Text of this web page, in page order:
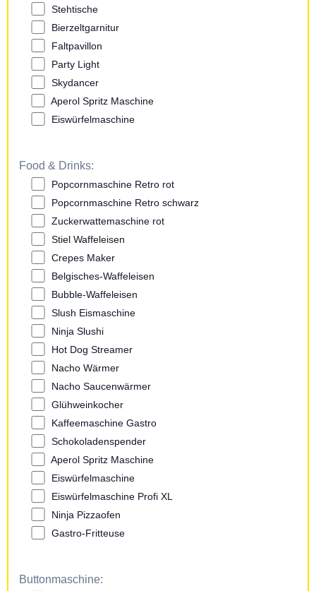
Stehtische
Bierzeltgarnitur
Faltpavillon
Party Light
Skydancer
Aperol Spritz Maschine
Eiswürfelmaschine
Food & Drinks:
Popcornmaschine Retro rot
Popcornmaschine Retro schwarz
Zuckerwattemaschine rot
Stiel Waffeleisen
Crepes Maker
Belgisches-Waffeleisen
Bubble-Waffeleisen
Slush Eismaschine
Ninja Slushi
Hot Dog Streamer
Nacho Wärmer
Nacho Saucenwärmer
Glühweinkocher
Kaffeemaschine Gastro
Schokoladenspender
Aperol Spritz Maschine
Eiswürfelmaschine
Eiswürfelmaschine Profi XL
Ninja Pizzaofen
Gastro-Fritteuse
Buttonmaschine: